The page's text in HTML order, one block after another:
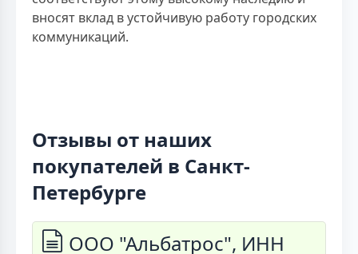
вносят вклад в устойчивую работу городских
коммуникаций.
Отзывы от наших
покупателей в Санкт-
Петербурге
ООО "Альбатрос", ИНН